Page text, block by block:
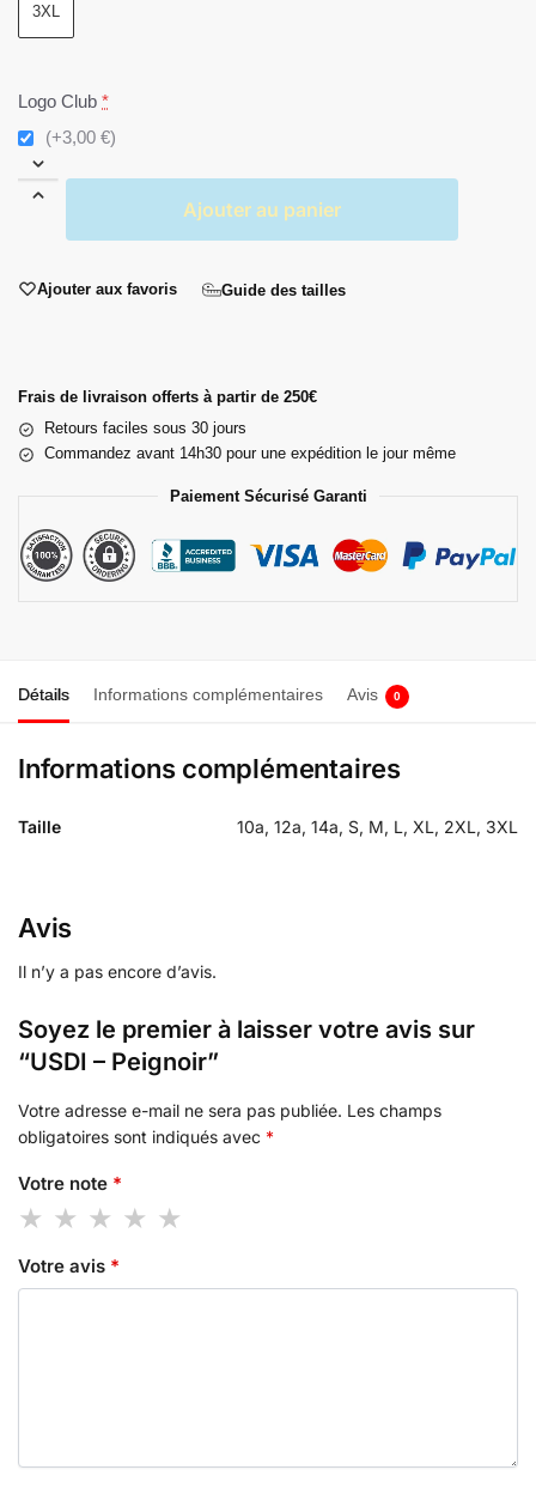
3XL
Logo Club *
(+3,00 €)
Ajouter au panier
Ajouter aux favoris Guide des tailles
Frais de livraison offerts à partir de 250€
Retours faciles sous 30 jours
Commandez avant 14h30 pour une expédition le jour même
Paiement Sécurisé Garanti
Détails Informations complémentaires Avis 0
Informations complémentaires
Taille 10a, 12a, 14a, S, M, L, XL, 2XL, 3XL
Avis
Il n’y a pas encore d’avis.
Soyez le premier à laisser votre avis sur
“USDI – Peignoir”
Votre adresse e-mail ne sera pas publiée. Les champs
obligatoires sont indiqués avec *
Votre note *
Votre avis *